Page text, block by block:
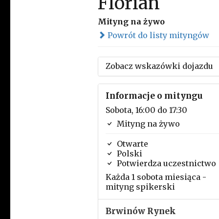
Mityng na żywo
Powrót do listy mityngów
Zobacz wskazówki dojazdu
Informacje o mityngu
Sobota, 16:00 do 17:30
Mityng na żywo
Otwarte
Polski
Potwierdza uczestnictwo
Każda 1 sobota miesiąca -
mityng spikerski
Brwinów Rynek